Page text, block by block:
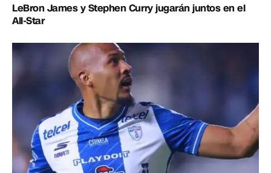
LeBron James y Stephen Curry jugarán juntos en el
All-Star